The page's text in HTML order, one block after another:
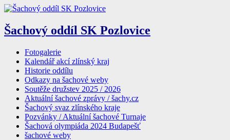
Šachový oddíl SK Pozlovice
Fotogalerie
Kalendář akcí zlínský kraj
Historie oddílu
Odkazy na šachové weby
Soutěže družstev 2025 / 2026
Aktuální šachové zprávy / šachy.cz
Šachový svaz zlínského kraje
Pozvánky / Aktuální šachové Turnaje
Šachová olympiáda 2024 Budapešť
šachové weby